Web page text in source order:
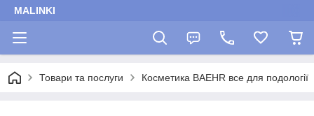
MALINKI
Товари та послуги Косметика BAEHR все для подології